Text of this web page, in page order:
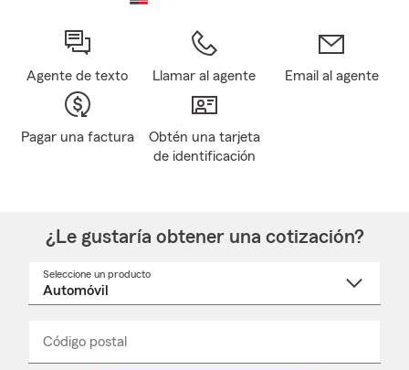
Agente de texto Llamar al agente Email al agente
Pagar una factura
Obtén una tarjeta
de identificación
¿Le gustaría obtener una cotización?
Seleccione un producto
desplegable
Código postal
_____